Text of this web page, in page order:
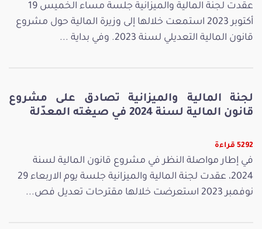
عقدت لجنة المالية والميزانية جلسة مساء الخميس 19
أكتوبر 2023 استمعت خلالها إلى وزيرة المالية حول مشروع
قانون المالية التعديلي لسنة 2023. وفي بداية ...
لجنة المالية والميزانية تصادق على مشروع
قانون المالية لسنة 2024 في صيغته المعدّلة
5292 قراءة
في إطار مواصلة النظر في مشروع قانون المالية لسنة
2024، عقدت لجنة المالية والميزانية جلسة يوم الاربعاء 29
نوفمبر 2023 استعرضت خلالها مقترحات تعديل فص...